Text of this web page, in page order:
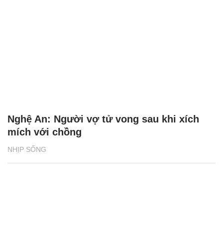
NHỊP SỐNG
Nghệ An: Người vợ tử vong sau khi xích
mích với chồng